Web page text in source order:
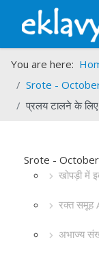
You are here:
Srote -
प्रलय टालने के
Srote -
खोपड़ी में
रक्त समूह
अभाज्य